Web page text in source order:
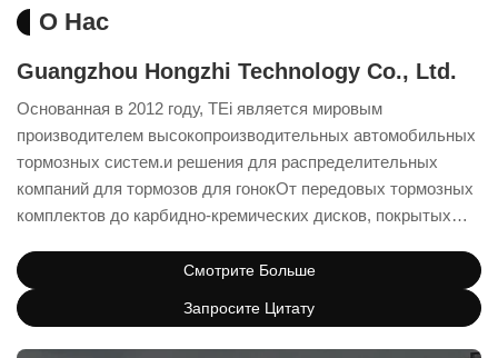
О Нас
Guangzhou Hongzhi Technology Co., Ltd.
Основанная в 2012 году, TEi является мировым
производителем высокопроизводительных автомобильных
тормозных систем.и решения для распределительных
компаний для тормозов для гонокОт передовых тормозных
комплектов до карбидно-кремических дисков, покрытых
производительность для каждого вызова вождения.
Смотрите Больше
Запросите Цитату